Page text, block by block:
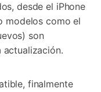
desde el iPhone
modelos como el
son
finalmente